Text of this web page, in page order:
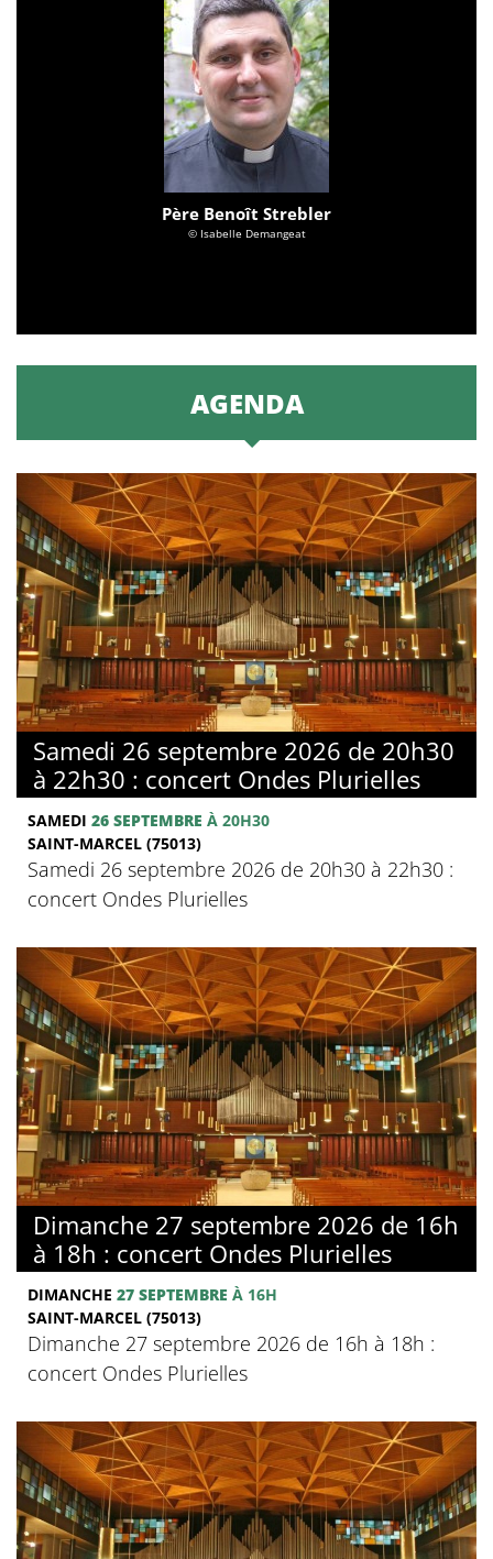
Père Benoît Strebler
© Isabelle Demangeat
AGENDA
Samedi 26 septembre 2026 de 20h30
à 22h30 : concert Ondes Plurielles
SAMEDI 26 SEPTEMBRE À 20H30
SAINT-MARCEL (75013)
Samedi 26 septembre 2026 de 20h30 à 22h30 :
concert Ondes Plurielles
Dimanche 27 septembre 2026 de 16h
à 18h : concert Ondes Plurielles
DIMANCHE 27 SEPTEMBRE À 16H
SAINT-MARCEL (75013)
Dimanche 27 septembre 2026 de 16h à 18h :
concert Ondes Plurielles